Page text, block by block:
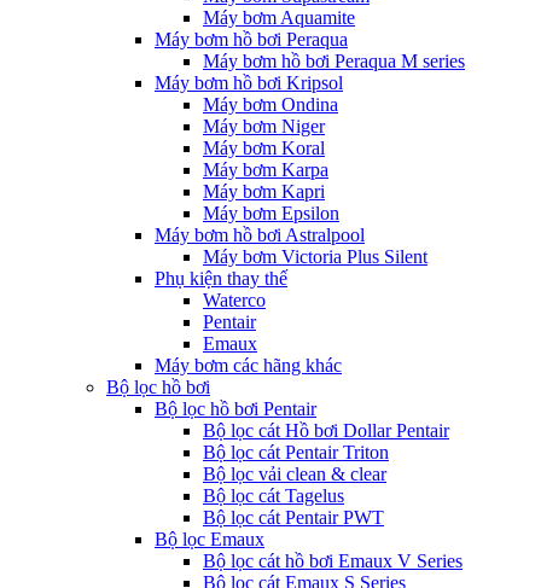
Máy bơm Aquamite
Máy bơm hồ bơi Peraqua
Máy bơm hồ bơi Peraqua M series
Máy bơm hồ bơi Kripsol
Máy bơm Ondina
Máy bơm Niger
Máy bơm Koral
Máy bơm Karpa
Máy bơm Kapri
Máy bơm Epsilon
Máy bơm hồ bơi Astralpool
Máy bơm Victoria Plus Silent
Phụ kiện thay thế
Waterco
Pentair
Emaux
Máy bơm các hãng khác
Bộ lọc hồ bơi
Bộ lọc hồ bơi Pentair
Bộ lọc cát Hồ bơi Dollar Pentair
Bộ lọc cát Pentair Triton
Bộ lọc vải clean & clear
Bộ lọc cát Tagelus
Bộ lọc cát Pentair PWT
Bộ lọc Emaux
Bộ lọc cát hồ bơi Emaux V Series
Bộ lọc cát Emaux S Series